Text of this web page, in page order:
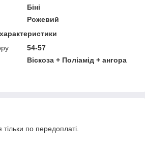
Біні
Рожевий
54-57
Віскоза + Поліамід + ангора
тільки по передоплаті.